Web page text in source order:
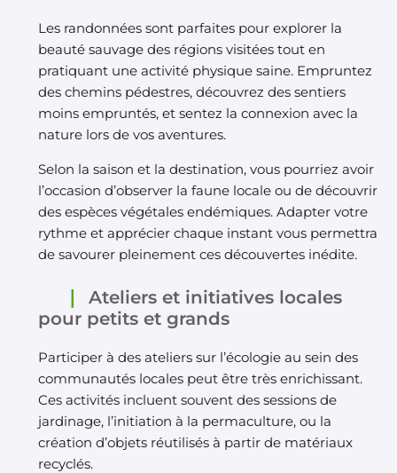
Les randonnées sont parfaites pour explorer la
beauté sauvage des régions visitées tout en
pratiquant une activité physique saine. Empruntez
des chemins pédestres, découvrez des sentiers
moins empruntés, et sentez la connexion avec la
nature lors de vos aventures.
Selon la saison et la destination, vous pourriez avoir
l’occasion d’observer la faune locale ou de découvrir
des espèces végétales endémiques. Adapter votre
rythme et apprécier chaque instant vous permettra
de savourer pleinement ces découvertes inédite.
Ateliers et initiatives locales
pour petits et grands
Participer à des ateliers sur l’écologie au sein des
communautés locales peut être très enrichissant.
Ces activités incluent souvent des sessions de
jardinage, l’initiation à la permaculture, ou la
création d’objets réutilisés à partir de matériaux
recyclés.